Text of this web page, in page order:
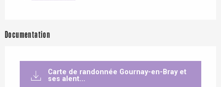
Documentation
Carte de randonnée Gournay-en-Bray et
ses alent...